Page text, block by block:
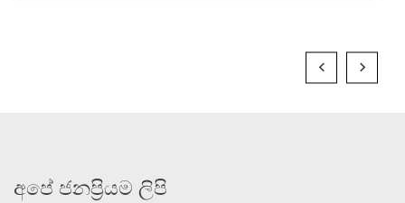
අපේ ජනප්‍රියම ලිපි